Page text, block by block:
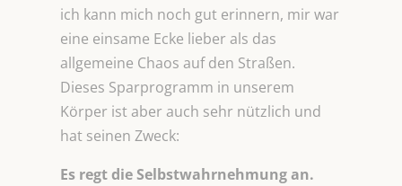
ich kann mich noch gut erinnern, mir war
eine einsame Ecke lieber als das
allgemeine Chaos auf den Straßen.
Dieses Sparprogramm in unserem
Körper ist aber auch sehr nützlich und
hat seinen Zweck:
Es regt die Selbstwahrnehmung an.